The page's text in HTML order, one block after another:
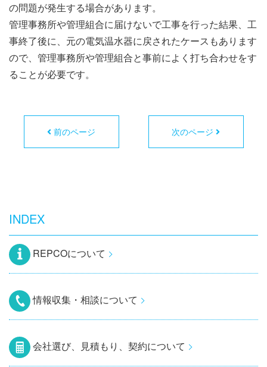
の問題が発生する場合があります。
管理事務所や管理組合に届けないで工事を行った結果、工
事終了後に、元の電気温水器に戻されたケースもあります
ので、管理事務所や管理組合と事前によく打ち合わせをす
ることが必要です。
前のページ 次のページ
INDEX
REPCOについて
情報収集・相談について
会社選び、見積もり、契約について